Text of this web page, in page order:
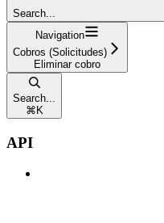
Search...
Navigation
Cobros (Solicitudes)
Eliminar cobro
Search...
⌘ K
API